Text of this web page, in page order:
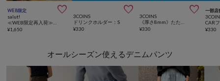
WEB限定 
salut!
¥1,650

3COINS
ドリンクホルダー：S
¥330

3COINS
¥330
一部店
CAR
¥330
オールシーズン使えるデニムパンツ